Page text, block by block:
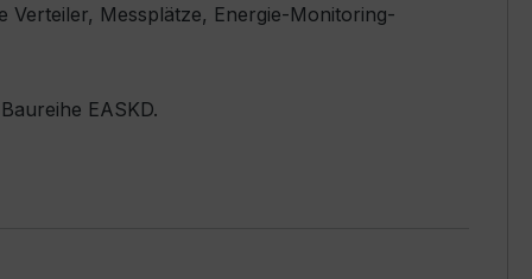
Verteiler, Messplätze, Energie-Monitoring-
EASKD.